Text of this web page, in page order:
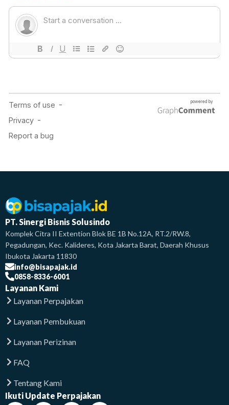
PT. Sinergi Bisnis Solusindo
Komplek Citra II Extention Blok BE 1B No.12A, RT.2/RW.8,
Pegadungan, Kec. Kalideres, Kota Jakarta Barat, Daerah Khusus
Ibukota Jakarta 11830
info@bisapajak.id
0858-8336-6001
Layanan Kami
Layanan Perpajakan
Layanan Pembukuan
Layanan Perizinan
FAQ
Tentang Kami
Ikuti Update Perpajakan